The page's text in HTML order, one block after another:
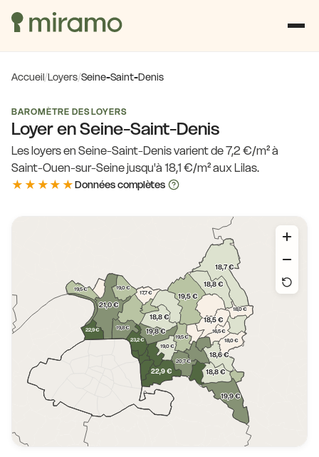
Accueil/Loyers/Seine-Saint-Denis
BAROMÈTRE DES LOYERS
Loyer en Seine-Saint-Denis
Les loyers en Seine-Saint-Denis varient de 7,2 €/m² à
Saint-Ouen-sur-Seine jusqu'à 18,1 €/m² aux Lilas.
★★★★★Données complètes
19,8 €
19,5 €
19,8 €
19,5 €
16,5 €
18,8 €
17,7 €
19,5 €
18,6 €
18,5 €
18,0 €
22,9 € 18,8 €
19,9 €
19,0 €
23,2 €
20,7 €
21,0 €
22,9 €
19,0 €
18,7 €
18,0 €
18,8 €